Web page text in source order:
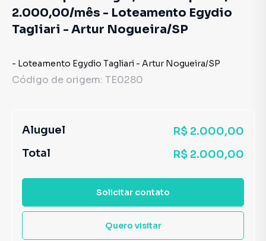
2.000,00/mês - Loteamento Egydio
Tagliari - Artur Nogueira/SP
- Loteamento Egydio Tagliari - Artur Nogueira/SP
Código de origem: TE0280
Aluguel
R$ 2.000,00
Total
R$ 2.000,00
Solicitar contato
Quero visitar